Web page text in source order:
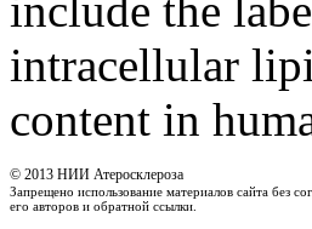
include the
intracellular
content in
© 2013 НИИ Атеросклероза
Запрещено использование материалов сайта без
его авторов и обратной ссылки.